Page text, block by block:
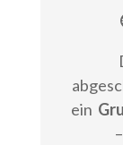
ein